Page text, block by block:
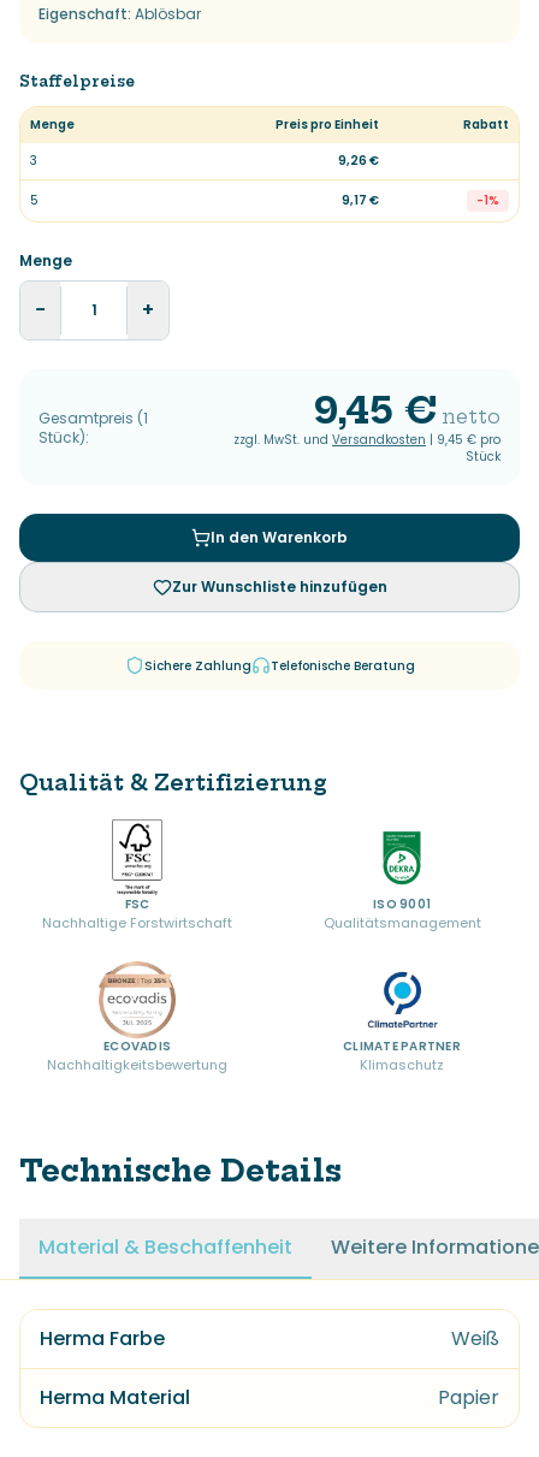
Eigenschaft: Ablösbar
Staffelpreise
Menge Preis pro Einheit
Rabatt
3
9,26 €
5 9,17 € -1%
Menge
− +
Gesamtpreis (1
Stück):
9,45 € netto
zzgl. MwSt. und Versandkosten | 9,45 € pro
Stück
In den Warenkorb
Zur Wunschliste hinzufügen
Sichere Zahlung Telefonische Beratung
Qualität & Zertifizierung
FSC
Nachhaltige Forstwirtschaft
ISO 9001
Qualitätsmanagement
ECOVADIS
Nachhaltigkeitsbewertung
CLIMATE PARTNER
Klimaschutz
Technische Details
Material & Beschaffenheit Weitere
Herma Farbe Weiß
Herma Material Papier